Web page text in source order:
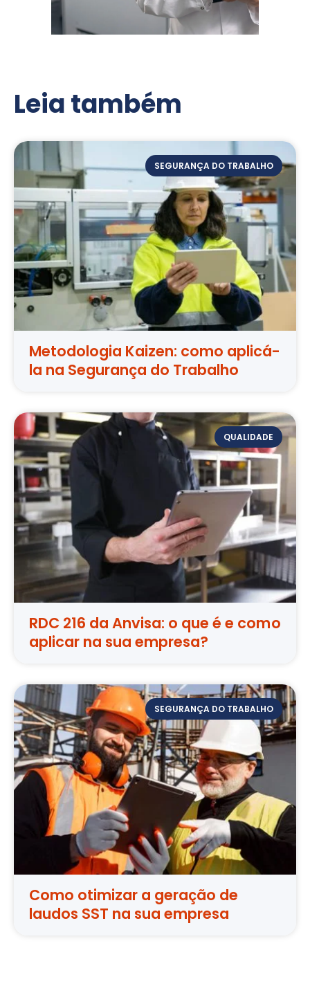
Leia também
SEGURANÇA DO TRABALHO
Metodologia Kaizen: como aplicá-
la na Segurança do Trabalho
QUALIDADE
RDC 216 da Anvisa: o que é e como
aplicar na sua empresa?
SEGURANÇA DO TRABALHO
Como otimizar a geração de
laudos SST na sua empresa